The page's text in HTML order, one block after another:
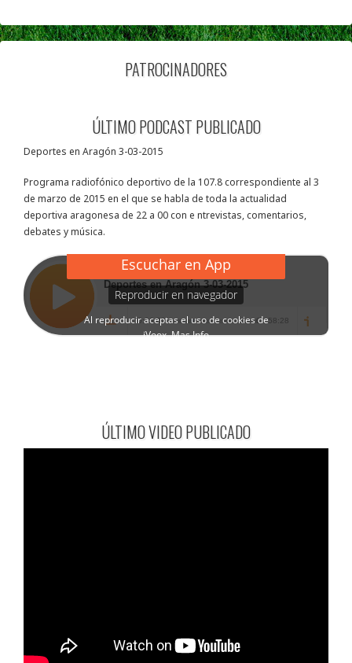
PATROCINADORES
ÚLTIMO PODCAST PUBLICADO
Deportes en Aragón 3-03-2015
Programa radiofónico deportivo de la 107.8 correspondiente al 3
de marzo de 2015 en el que se habla de toda la actualidad
deportiva aragonesa de 22 a 00 con e ntrevistas, comentarios,
debates y música.
ÚLTIMO VIDEO PUBLICADO